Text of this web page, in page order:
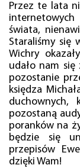
Przez te lata
świata,
Staraliśmy się
Wichry
udało nam się
pozostanie
księdza
duchownych,
pozostaną
poranków na
będzie się
przepisów
dzięki Wam!